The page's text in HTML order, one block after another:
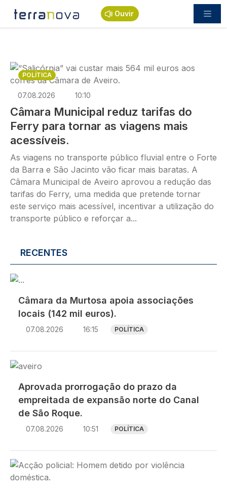
Passar para o conteúdo principal
Ouvir
Imagem
POLÍTICA
07.08.2026 10:10
Câmara Municipal reduz tarifas do
Ferry para tornar as viagens mais
acessíveis.
As viagens no transporte público fluvial entre o Forte
da Barra e São Jacinto vão ficar mais baratas. A
Câmara Municipal de Aveiro aprovou a redução das
tarifas do Ferry, uma medida que pretende tornar
este serviço mais acessível, incentivar a utilização do
transporte público e reforçar a...
RECENTES
Imagem
Câmara da Murtosa apoia associações
locais (142 mil euros).
07.08.2026 16:15 POLÍTICA
Imagem
Aprovada prorrogação do prazo da
empreitada de expansão norte do Canal
de São Roque.
07.08.2026 10:51 POLÍTICA
Imagem